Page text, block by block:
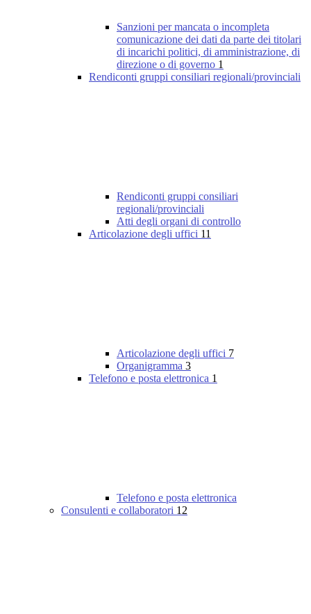
Sanzioni per mancata o incompleta
comunicazione dei dati da parte dei titolari
di incarichi politici, di amministrazione, di
direzione o di governo 1
Rendiconti gruppi consiliari regionali/provinciali
Rendiconti gruppi consiliari
regionali/provinciali
Atti degli organi di controllo
Articolazione degli uffici 11
Articolazione degli uffici 7
Organigramma 3
Telefono e posta elettronica 1
Telefono e posta elettronica
Consulenti e collaboratori 12